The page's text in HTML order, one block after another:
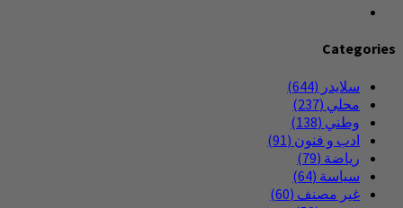
Categories
سلايدر (644)
محلي (237)
وطني (138)
ادب و فنون (91)
رياضة (79)
سياسة (64)
غير مصنف (60)